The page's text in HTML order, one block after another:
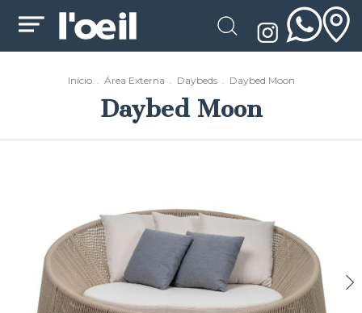
Início . Área Externa . Daybeds . Daybed Moon
Daybed Moon